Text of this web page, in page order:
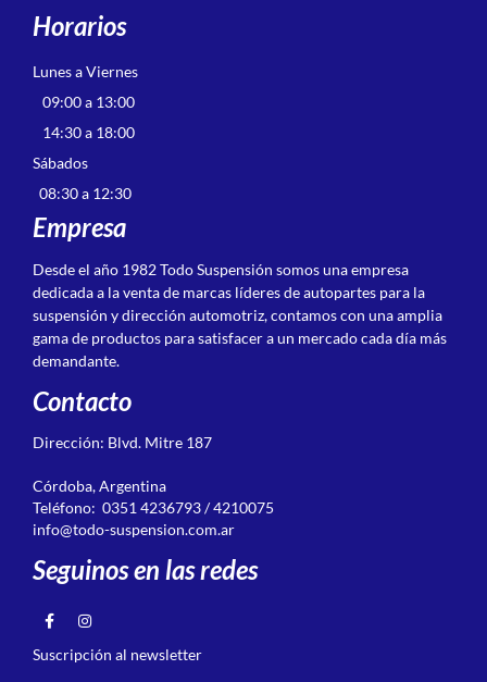
Horarios
Lunes a Viernes
09:00 a 13:00
14:30 a 18:00
Sábados
08:30 a 12:30
Empresa
Desde el año 1982 Todo Suspensión somos una empresa
dedicada a la venta de marcas líderes de autopartes para la
suspensión y dirección automotriz, contamos con una amplia
gama de productos para satisfacer a un mercado cada día más
demandante.
Contacto
Dirección: Blvd. Mitre 187
Córdoba, Argentina
Teléfono: 0351 4236793 / 4210075
info@todo-suspension.com.ar
Seguinos en las redes
Suscripción al newsletter